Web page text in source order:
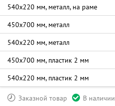
540х220 мм, металл, на раме
450х700 мм, металл
540х220 мм, металл
450х700 мм, пластик 2 мм
540х220 мм, пластик 2 мм
Заказной товар В наличии